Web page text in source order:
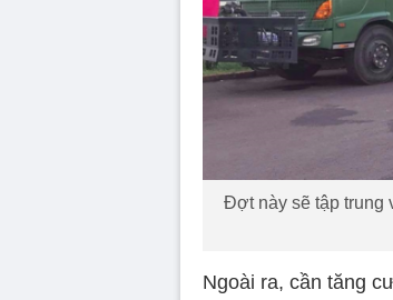
Đợt này sẽ tập trung
Ngoài ra, cần tăng